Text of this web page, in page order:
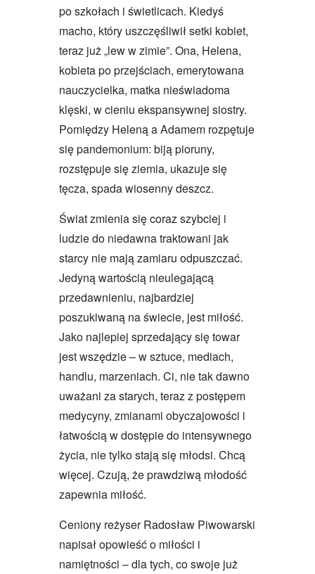
po szkołach i świetlicach. Kiedyś
macho, który uszczęśliwił setki kobiet,
teraz już „lew w zimie”. Ona, Helena,
kobieta po przejściach, emerytowana
nauczycielka, matka nieświadoma
klęski, w cieniu ekspansywnej siostry.
Pomiędzy Heleną a Adamem rozpętuje
się pandemonium: biją pioruny,
rozstępuje się ziemia, ukazuje się
tęcza, spada wiosenny deszcz.
Świat zmienia się coraz szybciej i
ludzie do niedawna traktowani jak
starcy nie mają zamiaru odpuszczać.
Jedyną wartością nieulegającą
przedawnieniu, najbardziej
poszukiwaną na świecie, jest miłość.
Jako najlepiej sprzedający się towar
jest wszędzie – w sztuce, mediach,
handlu, marzeniach. Ci, nie tak dawno
uważani za starych, teraz z postępem
medycyny, zmianami obyczajowości i
łatwością w dostępie do intensywnego
życia, nie tylko stają się młodsi. Chcą
więcej. Czują, że prawdziwą młodość
zapewnia miłość.
Ceniony reżyser Radosław Piwowarski
napisał opowieść o miłości i
namiętności – dla tych, co swoje już